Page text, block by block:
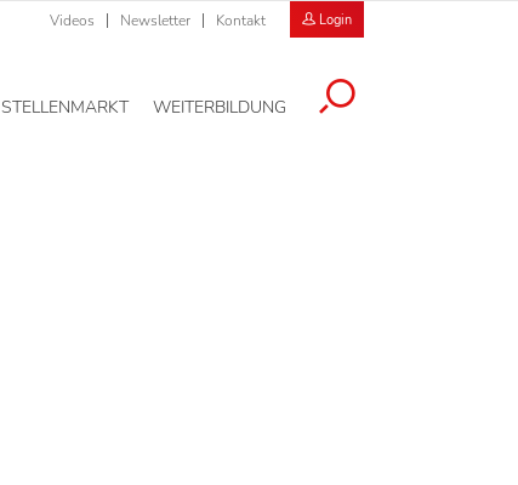
Videos Newsletter Kontakt Login
STELLENMARKT WEITERBILDUNG